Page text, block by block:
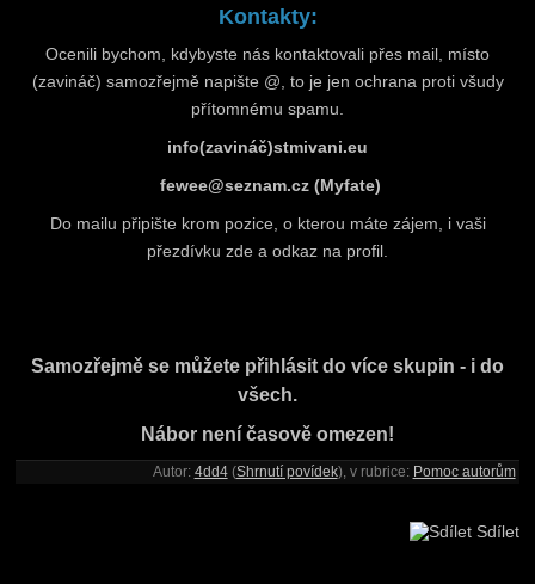
Kontakty:
Ocenili bychom, kdybyste nás kontaktovali přes mail, místo
(zavináč) samozřejmě napište @, to je jen ochrana proti všudy
přítomnému spamu.
info(zavináč)stmivani.eu
fewee@seznam.cz (Myfate)
Do mailu připište krom pozice, o kterou máte zájem, i vaši
přezdívku zde a odkaz na profil.
Samozřejmě se můžete přihlásit do více skupin - i do
všech.
Nábor není časově omezen!
Autor: 4dd4(Shrnutí povídek), v rubrice: Pomoc autorům
Sdílet